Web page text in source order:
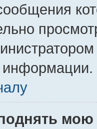
информации.
мою